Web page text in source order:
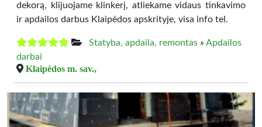
dekorą, klijuojame klinkerį, atliekame vidaus tinkavimo
ir apdailos darbus Klaipėdos apskrityje, visa info tel.
Statyba, apdaila, remontas » Apdailos
darbai
Klaipėdos m. sav.,